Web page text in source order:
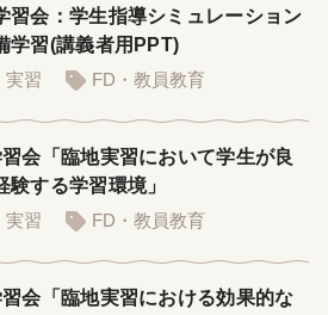
習会：学生指導シミュレーション
学習(講義者用PPT)
実習 FD・教員教育
会「臨地実習において学生が良
験する学習環境」
実習 FD・教員教育
会「臨地実習における効果的な